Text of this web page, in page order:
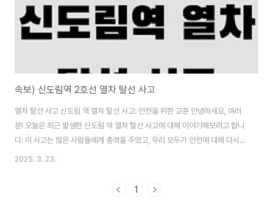
속보) 신도림역 2호선 열차 탈선 사고
열차 탈선 사고 신도림 역 열차 탈선 사고: 안전을 위한 교훈 안녕하세요, 여러
분! 오늘은 최근 발생한 신도림 역 열차 탈선 사고에 대해 이야기해보려고 합니
다. 이 사고는 많은 사람들에게 충격을 주었고, 우리 모두가 안전에 대해 다시
한번 생각하게 만드는 계기가 되었습니다. 언론사 홈페이지에서 확인한 정보를
에 대해 자세히 다루어보겠습니다. 사람이 쓴 것처럼 자연스럽게, 그리고 최소
2025. 3. 23.
1